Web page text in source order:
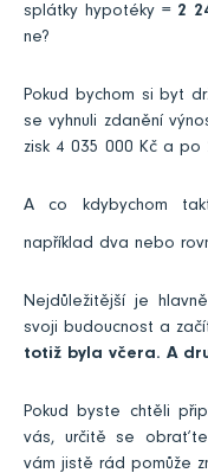
splátky hypotéky = 2
ne?
Pokud bychom si byt
se vyhnuli zdanění
zisk 4 035 000 Kč a po
A co kdybychom
například dva nebo
Nejdůležitější je
svoji budoucnost a
totiž byla včera. A
Pokud byste chtěli
vás, určitě se
vám jistě rád pomůže